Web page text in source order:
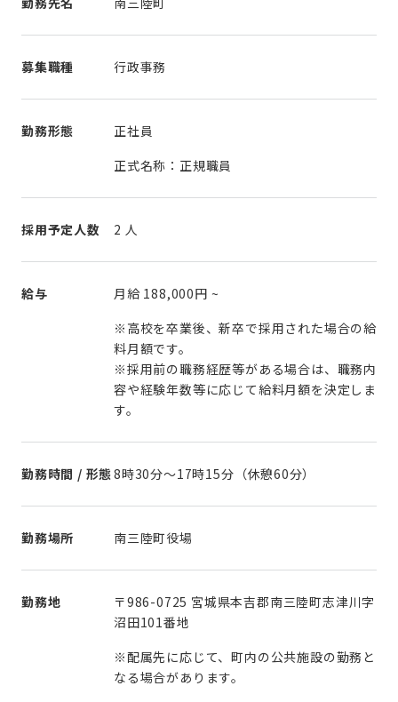
募集職種 行政事務
勤務形態
正社員
正式名称：正規職員
採用予定人数 2 人
給与 月給 188,000円 ~
※高校を卒業後、新卒で採用された場合の給
料月額です。
※採用前の職務経歴等がある場合は、職務内
容や経験年数等に応じて給料月額を決定しま
す。
勤務時間 / 形態
勤務場所 南三陸町役場
勤務地
〒986-0725 宮城県本吉郡南三陸町志津川字
沼田101番地
※配属先に応じて、町内の公共施設の勤務と
なる場合があります。